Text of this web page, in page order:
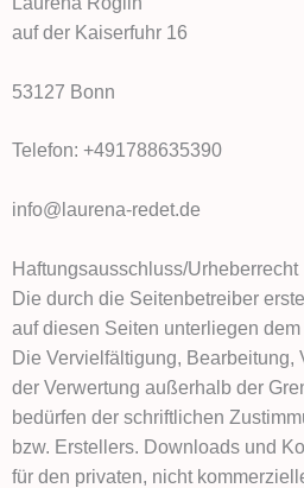
auf der Kaiserfuhr 16
53127 Bonn
Telefon: +491788635390
info@laurena-redet.de
Haftungsausschluss/Urheberrecht
Die durch die Seitenbetreiber
auf diesen Seiten unterliegen
Die Vervielfältigung, Bearbeitung,
der Verwertung außerhalb der
bedürfen der schriftlichen
bzw. Erstellers. Downloads und
für den privaten, nicht